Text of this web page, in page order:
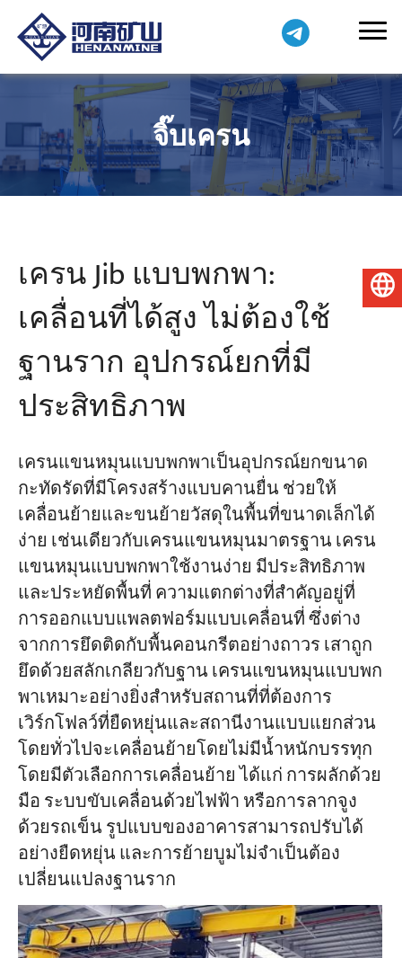
โครงการ
บล็อก
การใช้งาน
เกี่ยวกับเรา
ติดต่อเรา
จิ๊บเครน
เครน Jib แบบพกพา:
เคลื่อนที่ได้สูง ไม่ต้องใช้
ฐานราก อุปกรณ์ยกที่มี
ประสิทธิภาพ
เครนแขนหมุนแบบพกพาเป็นอุปกรณ์ยกขนาด
กะทัดรัดที่มีโครงสร้างแบบคานยื่น ช่วยให้
เคลื่อนย้ายและขนย้ายวัสดุในพื้นที่ขนาดเล็กได้
ง่าย เช่นเดียวกับเครนแขนหมุนมาตรฐาน เครน
แขนหมุนแบบพกพาใช้งานง่าย มีประสิทธิภาพ
และประหยัดพื้นที่ ความแตกต่างที่สำคัญอยู่ที่
การออกแบบแพลตฟอร์มแบบเคลื่อนที่ ซึ่งต่าง
จากการยึดติดกับพื้นคอนกรีตอย่างถาวร เสาถูก
ยึดด้วยสลักเกลียวกับฐาน เครนแขนหมุนแบบพก
พาเหมาะอย่างยิ่งสำหรับสถานที่ที่ต้องการ
เวิร์กโฟลว์ที่ยืดหยุ่นและสถานีงานแบบแยกส่วน
โดยทั่วไปจะเคลื่อนย้ายโดยไม่มีน้ำหนักบรรทุก
โดยมีตัวเลือกการเคลื่อนย้าย ได้แก่ การผลักด้วย
มือ ระบบขับเคลื่อนด้วยไฟฟ้า หรือการลากจูง
ด้วยรถเข็น รูปแบบของอาคารสามารถปรับได้
อย่างยืดหยุ่น และการย้ายบูมไม่จำเป็นต้อง
เปลี่ยนแปลงฐานราก
ไทย